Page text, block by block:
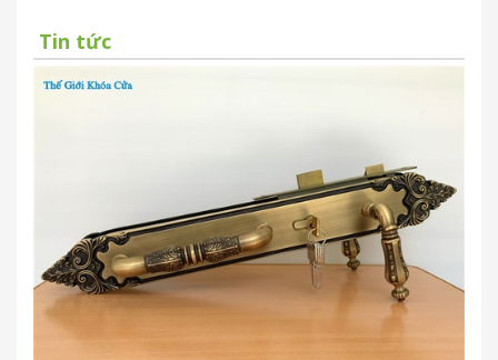
Tin tức